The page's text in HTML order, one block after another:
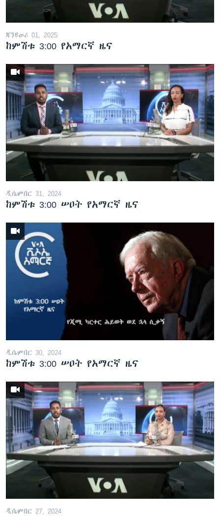
ቋንቋዎች
ጃንዩወሪ 01, 2025
ከምሽቱ 3:00 የአማርኛ ዜና
ዲሴምበር 31, 2024
ከምሽቱ 3:00 ሠዐት የአማርኛ ዜና
ዲሴምበር 30, 2024
ከምሽቱ 3:00 ሠዐት የአማርኛ ዜና
ዲሴምበር 27, 2024